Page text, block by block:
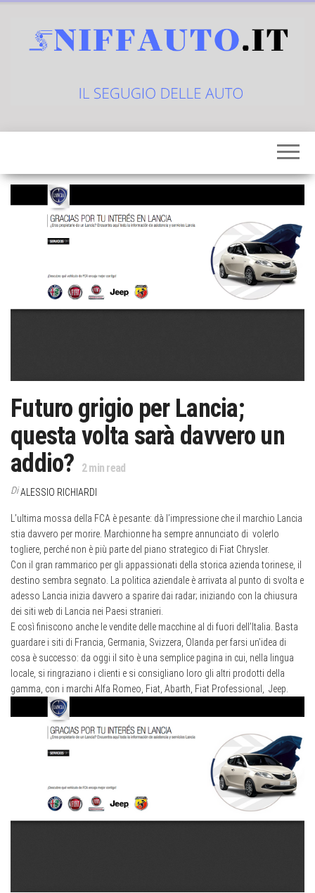
contenuto
Futuro grigio per Lancia;
questa volta sarà davvero un
addio?
2min read
DiALESSIO RICHIARDI
L’ultima mossa della FCA è pesante: dà l’impressione che il marchio Lancia
stia davvero per morire. Marchionne ha sempre annunciato di volerlo
togliere, perché non è più parte del piano strategico di Fiat Chrysler.
Con il gran rammarico per gli appassionati della storica azienda torinese, il
destino sembra segnato. La politica aziendale è arrivata al punto di svolta e
adesso Lancia inizia davvero a sparire dai radar; iniziando con la chiusura
dei siti web di Lancia nei Paesi stranieri.
E così finiscono anche le vendite delle macchine al di fuori dell’Italia. Basta
guardare i siti di Francia, Germania, Svizzera, Olanda per farsi un’idea di
cosa è successo: da oggi il sito è una semplice pagina in cui, nella lingua
locale, si ringraziano i clienti e si consigliano loro gli altri prodotti della
gamma, con i marchi Alfa Romeo, Fiat, Abarth, Fiat Professional, Jeep.